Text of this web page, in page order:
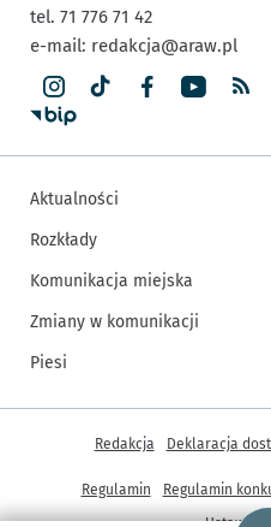
tel. 71 776 71 42
e-mail: redakcja@araw.pl
Aktualności
Rozkłady
Komunikacja miejska
Zmiany w komunikacji
Piesi
Inne informacje
Redakcja Deklaracja
Regulamin Regulamin